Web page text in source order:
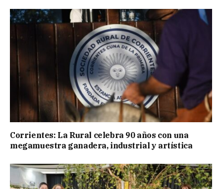
Corrientes: La Rural celebra 90 años con una
megamuestra ganadera, industrial y artística